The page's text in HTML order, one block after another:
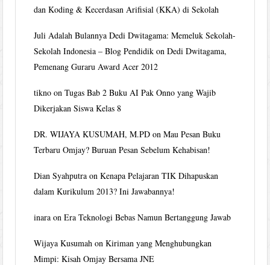
dan Koding & Kecerdasan Arifisial (KKA) di Sekolah
Juli Adalah Bulannya Dedi Dwitagama: Memeluk Sekolah-
Sekolah Indonesia – Blog Pendidik onDedi Dwitagama,
Pemenang Guraru Award Acer 2012
tikno onTugas Bab 2 Buku AI Pak Onno yang Wajib
Dikerjakan Siswa Kelas 8
DR. WIJAYA KUSUMAH, M.PD onMau Pesan Buku
Terbaru Omjay? Buruan Pesan Sebelum Kehabisan!
Dian Syahputra onKenapa Pelajaran TIK Dihapuskan
dalam Kurikulum 2013? Ini Jawabannya!
inara onEra Teknologi Bebas Namun Bertanggung Jawab
Wijaya Kusumah onKiriman yang Menghubungkan
Mimpi: Kisah Omjay Bersama JNE